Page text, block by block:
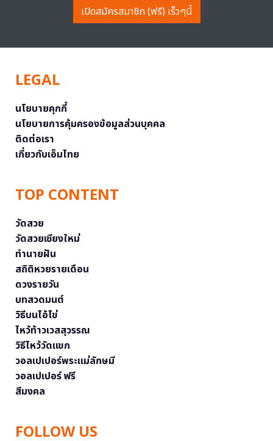
เปิดสมัครสมาชิก (ฟรี) เร็วๆนี้
LEGAL
นโยบายคุกกี้
นโยบายการคุ้มครองข้อมูลส่วนบุคคล
ติดต่อเรา
เกี่ยวกับเอ็มไทย
TOP CONTENT
วัดสวย
วัดสวยเชียงใหม่
ทำนายฝัน
สถิติหวยรายเดือน
ดวงรายวัน
บทสวดมนต์
วิธีบนไอ้ไข่
ไหว้ท้าวเวสสุวรรณ
วิธีไหว้วัดแขก
วอลเปเปอร์พระแม่ลักษมี
วอลเปเปอร์ ฟรี
สีมงคล
FOLLOW US